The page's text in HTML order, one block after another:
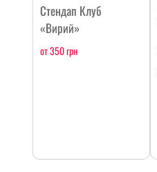
Стендап Клуб
«Вирий»
от 350 грн